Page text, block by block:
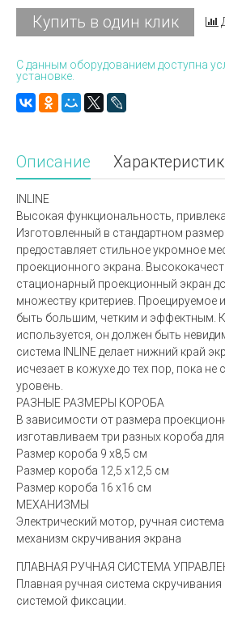
Купить в один клик
С данным оборудованием доступна
установке.
Описание
INLINE
Высокая функциональность,
Изготовленный в стандартном
предоставляет стильное укромное
проекционного экрана.
стационарный проекционный экран
множеству критериев. Проецируемое
быть большим, четким и эффектным.
используется, он должен быть
система INLINE делает нижний край
исчезает в кожухе до тех пор, пока не
уровень.
РАЗНЫЕ РАЗМЕРЫ КОРОБА
В зависимости от размера
изготавливаем три разных короба
Размер короба 9 x8,5 см
Размер короба 12,5 x12,5 см
Размер короба 16 x16 см
МЕХАНИЗМЫ
Электрический мотор, ручная
механизм скручивания экрана
ПЛАВНАЯ РУЧНАЯ СИСТЕМА
Плавная ручная система
системой фиксации.